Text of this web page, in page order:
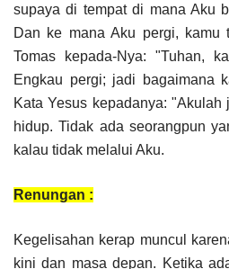
supaya di tempat di mana Aku
Dan ke mana Aku pergi, kamu
Tomas kepada-Nya: "Tuhan,
Engkau pergi; jadi bagaimana
Kata Yesus kepadanya:
hidup. Tidak ada seorangpun
kalau tidak melalui Aku.
Renungan :
Kegelisahan kerap muncul
kini dan masa depan. Ketika